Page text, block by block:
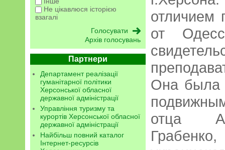
Не цікавлюся історією
взагалі
Архів голосувань
Партнери
Департамент реалізації
гуманітарної політики
Херсонської обласної
державної адміністрації
Управління туризму та
курортів Херсонської обласної
державної адміністрації
Найбільш повний каталог
Інтернет-ресурсів
отличием
от
Она была
отца